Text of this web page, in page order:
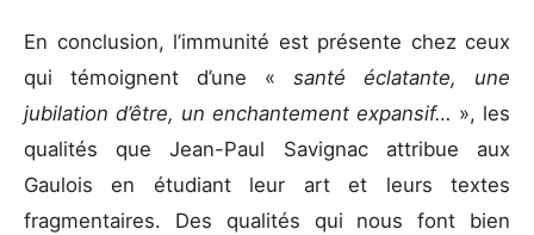
En conclusion, l’immunité est présente chez ceux
qui témoignent d’une « santé éclatante, une
jubilation d’être, un enchantement expansif… », les
qualités que Jean-Paul Savignac attribue aux
Gaulois en étudiant leur art et leurs textes
fragmentaires. Des qualités qui nous font bien